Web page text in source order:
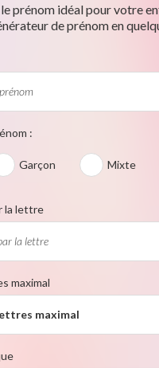
prénom idéal pour votre
de prénom en
:
Garçon Mixte
la lettre
maximal
maximal